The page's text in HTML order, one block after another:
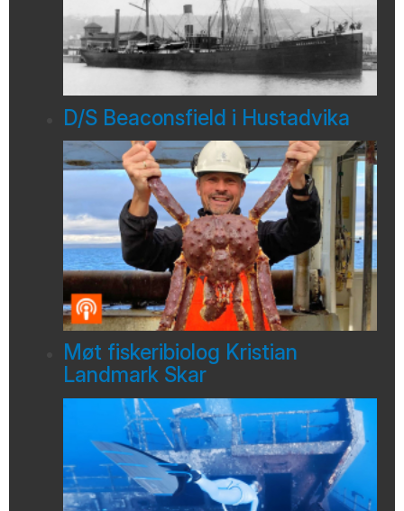
D/S Beaconsfield i Hustadvika
Møt fiskeribiolog Kristian
Landmark Skar